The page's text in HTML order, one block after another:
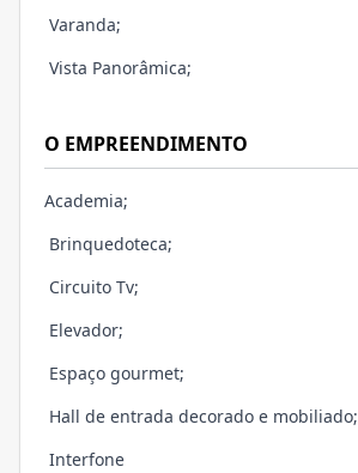
Varanda;
Vista Panorâmica;
O EMPREENDIMENTO
Academia;
Brinquedoteca;
Circuito Tv;
Elevador;
Espaço gourmet;
Hall de entrada decorado e mobiliado;
Interfone